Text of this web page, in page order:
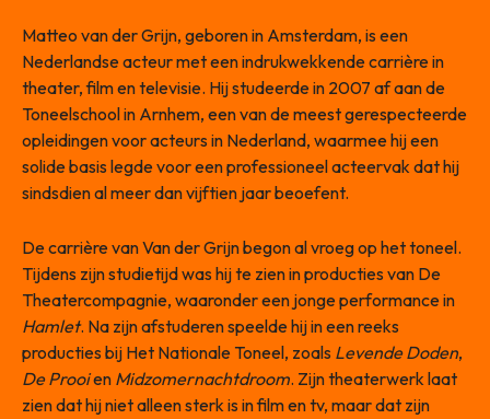
Matteo van der Grijn, geboren in Amsterdam, is een
Nederlandse acteur met een indrukwekkende carrière in
theater, film en televisie. Hij studeerde in 2007 af aan de
Toneelschool in Arnhem, een van de meest gerespecteerde
opleidingen voor acteurs in Nederland, waarmee hij een
solide basis legde voor een professioneel acteervak dat hij
sindsdien al meer dan vijftien jaar beoefent.
De carrière van Van der Grijn begon al vroeg op het toneel.
Tijdens zijn studietijd was hij te zien in producties van De
Theatercompagnie, waaronder een jonge performance in
Hamlet. Na zijn afstuderen speelde hij in een reeks
producties bij Het Nationale Toneel, zoals Levende Doden,
De Prooien Midzomernachtdroom. Zijn theaterwerk laat
zien dat hij niet alleen sterk is in film en tv, maar dat zijn